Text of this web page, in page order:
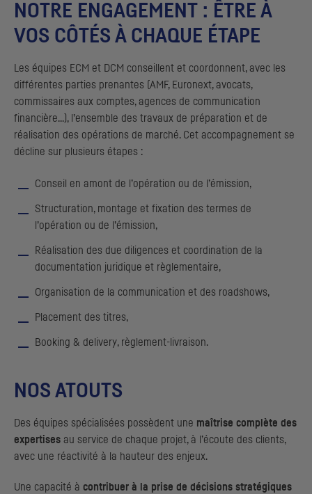
NOTRE ENGAGEMENT : ÊTRE À
VOS CÔTÉS À CHAQUE ÉTAPE
Les équipes ECM et DCM conseillent et coordonnent, avec les
différentes parties prenantes ( AMF, Euronext, avocats,
commissaires aux comptes, agences de communication
financière...), l’ensemble des travaux de préparation et de
réalisation des opérations de marché. Cet accompagnement se
décline sur plusieurs étapes :
Conseil en amont de l’opération ou de l’émission,
Structuration, montage et fixation des termes de
l’opération ou de l’émission,
Réalisation des due diligences et coordination de la
documentation juridique et règlementaire,
Organisation de la communication et des roadshows,
Placement des titres,
Booking & delivery, règlement-livraison.
NOS ATOUTS
Des équipes spécialisées possèdent une maîtrise complète des
expertises au service de chaque projet, à l’écoute des clients,
avec une réactivité à la hauteur des enjeux.
Une capacité à contribuer à la prise de décisions stratégiques